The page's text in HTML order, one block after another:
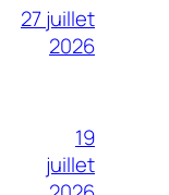
27 juillet
2026
19
juillet